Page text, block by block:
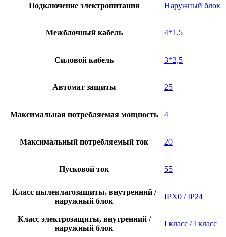
Подключение электропитания Наружный блок
Межблочный кабель 4*1,5
Силовой кабель 3*2,5
Автомат защиты 25
Максимальная потребляемая мощность 4
Максимальный потребляемый ток 20
Пусковой ток 55
Класс пылевлагозащиты, внутренний /
наружный блок
IPX0 / IP24
Класс электрозащиты, внутренний /
наружный блок
I класс / I класс